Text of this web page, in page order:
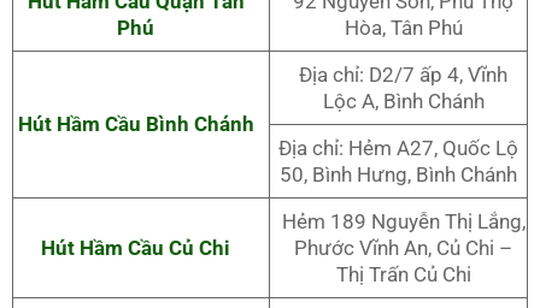
Phú
Hòa, Tân Phú
Hút Hầm Cầu Bình Chánh
Địa chỉ: D2/7 ấp 4, Vĩnh
Lộc A, Bình Chánh
Địa chỉ: Hẻm A27, Quốc Lộ
50, Bình Hưng, Bình Chánh
Hút Hầm Cầu Củ Chi
Hẻm 189 Nguyễn Thị Lắng,
Phước Vĩnh An, Củ Chi –
Thị Trấn Củ Chi